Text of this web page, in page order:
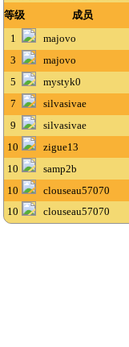
等级
成员
1
majovo
3
majovo
5
mystyk0
7
silvasivae
9
silvasivae
10
zigue13
10
samp2b
10
clouseau57070
10
clouseau57070